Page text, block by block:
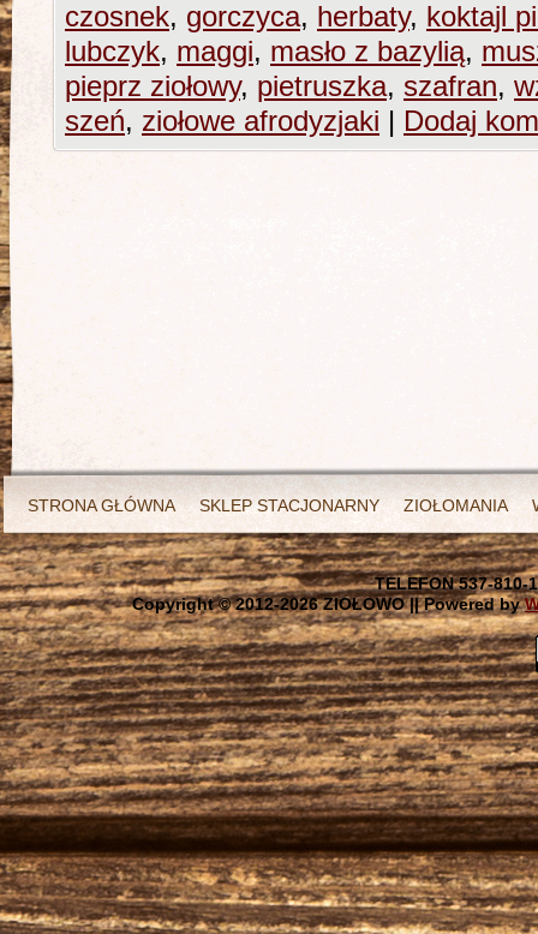
czosnek, gorczyca, herbaty, koktajl
lubczyk, maggi, masło z bazylią,
pieprz ziołowy, pietruszka, szafran,
szeń, ziołowe afrodyzjaki | Dodaj
STRONA GŁÓWNA SKLEP STACJONARNY ZIOŁOMANIA
TELEFON 537-810-
Copyright © 2012-2026 ZIOŁOWO || Powered by